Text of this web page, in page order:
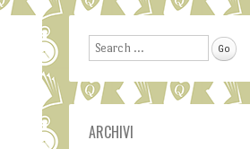
Search
ARCHIVI